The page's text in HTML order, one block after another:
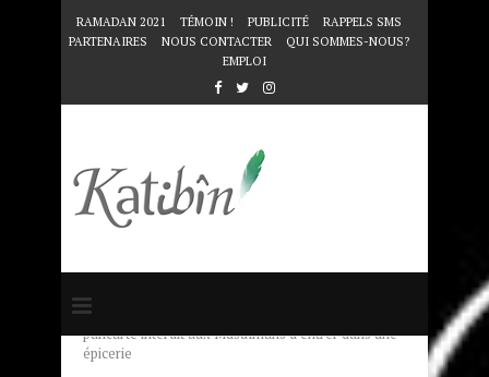
RAMADAN 2021 TÉMOIN ! PUBLICITÉ
RAPPELS SMS
PARTENAIRES
NOUS CONTACTER
QUI SOMMES-NOUS?
EMPLOI
Accueil
pancarte interdit aux Musulmans d’entrer dans une
épicerie